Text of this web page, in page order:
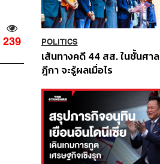
239 POLITICS
เส้นทางคดี 44 สส. ในชั้นศาล
ฎีกา จะรู้ผลเมื่อไร